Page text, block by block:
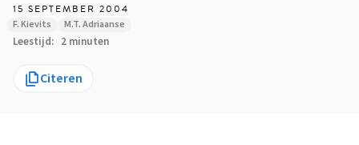
15 SEPTEMBER 2004
F. Kievits M.T. Adriaanse
Leestijd 2 minuten
Citeren